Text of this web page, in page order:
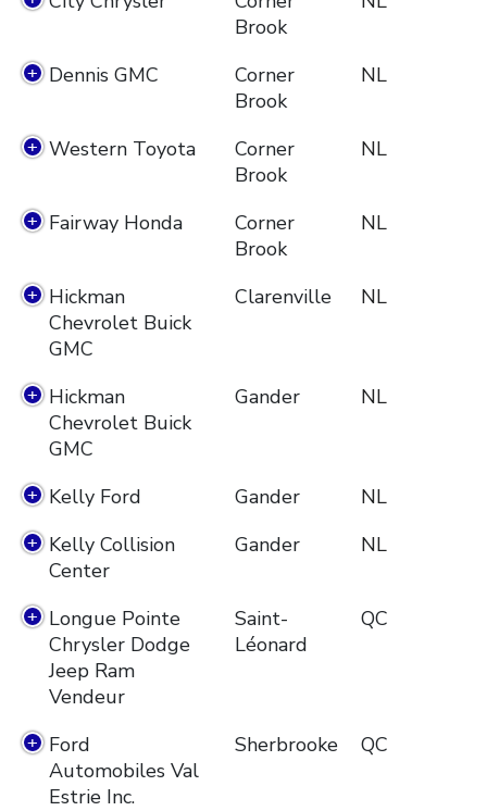
Brook
Dennis GMC
Corner
Brook
NL
Western Toyota
Corner
Brook
NL
Fairway Honda
Corner
Brook
NL
Hickman
Chevrolet Buick
GMC
Clarenville NL
Hickman
Chevrolet Buick
GMC
Gander NL
Kelly Ford Gander
NL
Kelly Collision
Center
Gander NL
Longue Pointe
Chrysler Dodge
Jeep Ram
Vendeur
Saint-
Léonard
QC
Ford
Automobiles Val
Estrie Inc.
Sherbrooke QC